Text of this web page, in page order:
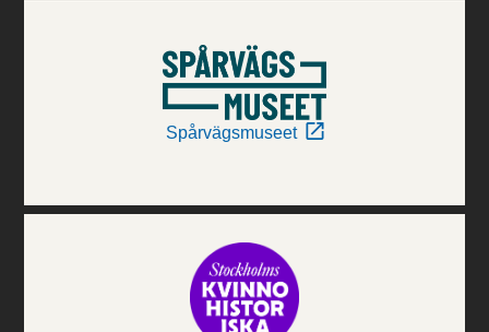
Spårvägsmuseet